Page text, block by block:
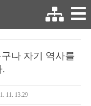
나 자기 역사를
.
11. 13:29